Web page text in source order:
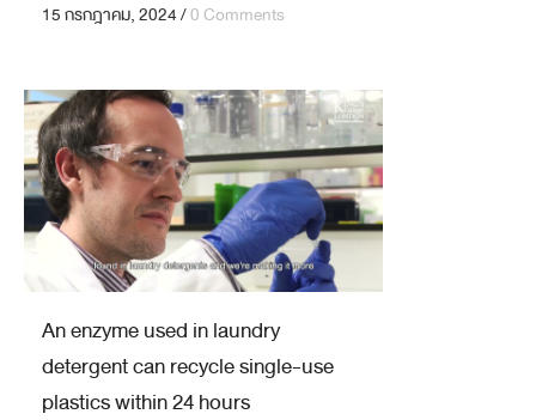
15 กรกฎาคม, 2024/0 Comments
An enzyme used in laundry
detergent can recycle single-use
plastics within 24 hours